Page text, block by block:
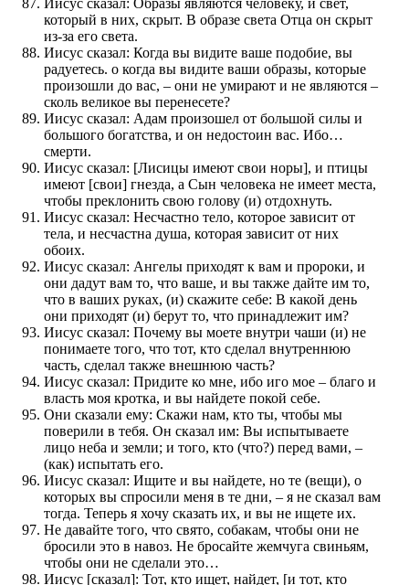
который в них, скрыт. В образе света Отца он скрыт
из-за его света.
Иисус сказал: Когда вы видите ваше подобие, вы
радуетесь. о когда вы видите ваши образы, которые
произошли до вас, – они не умирают и не являются –
сколь великое вы перенесете?
Иисус сказал: Адам произошел от большой силы и
большого богатства, и он недостоин вас. Ибо…
смерти.
Иисус сказал: [Лисицы имеют свои норы], и птицы
имеют [свои] гнезда, а Сын человека не имеет места,
чтобы преклонить свою голову (и) отдохнуть.
Иисус сказал: Несчастно тело, которое зависит от
тела, и несчастна душа, которая зависит от них
обоих.
Иисус сказал: Ангелы приходят к вам и пророки, и
они дадут вам то, что ваше, и вы также дайте им то,
что в ваших руках, (и) скажите себе: В какой день
они приходят (и) берут то, что принадлежит им?
Иисус сказал: Почему вы моете внутри чаши (и) не
понимаете того, что тот, кто сделал внутреннюю
часть, сделал также внешнюю часть?
Иисус сказал: Придите ко мне, ибо иго мое – благо и
власть моя кротка, и вы найдете покой себе.
Они сказали ему: Скажи нам, кто ты, чтобы мы
поверили в тебя. Он сказал им: Вы испытываете
лицо неба и земли; и того, кто (что?) перед вами, –
(как) испытать его.
Иисус сказал: Ищите и вы найдете, но те (вещи), о
которых вы спросили меня в те дни, – я не сказал вам
тогда. Теперь я хочу сказать их, и вы не ищете их.
Не давайте того, что свято, собакам, чтобы они не
бросили это в навоз. Не бросайте жемчуга свиньям,
чтобы они не сделали это…
Иисус [сказал]: Тот, кто ищет, найдет, [и тот, кто